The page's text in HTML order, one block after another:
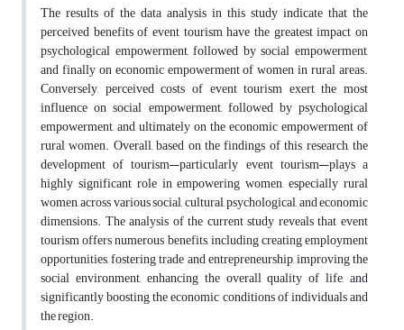
The results of the data analysis in this study indicate that the
perceived benefits of event tourism have the greatest impact on
psychological empowerment, followed by social empowerment,
and finally on economic empowerment of women in rural areas.
Conversely, perceived costs of event tourism exert the most
influence on social empowerment, followed by psychological
empowerment, and ultimately on the economic empowerment of
rural women. Overall, based on the findings of this research, the
development of tourism—particularly event tourism—plays a
highly significant role in empowering women, especially rural
women, across various social, cultural, psychological, and economic
dimensions. The analysis of the current study reveals that event
tourism offers numerous benefits, including creating employment
opportunities, fostering trade and entrepreneurship, improving the
social environment, enhancing the overall quality of life, and
significantly boosting the economic conditions of individuals and
the region.